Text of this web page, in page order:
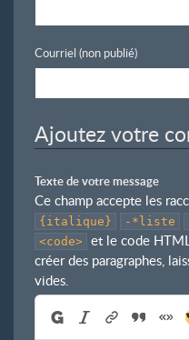
Courriel (non publié)
Ajoutez votre
Texte de votre message
Ce champ accepte les
{italique}
-*liste
<code>
et le code HTML
créer des paragraphes,
vides.